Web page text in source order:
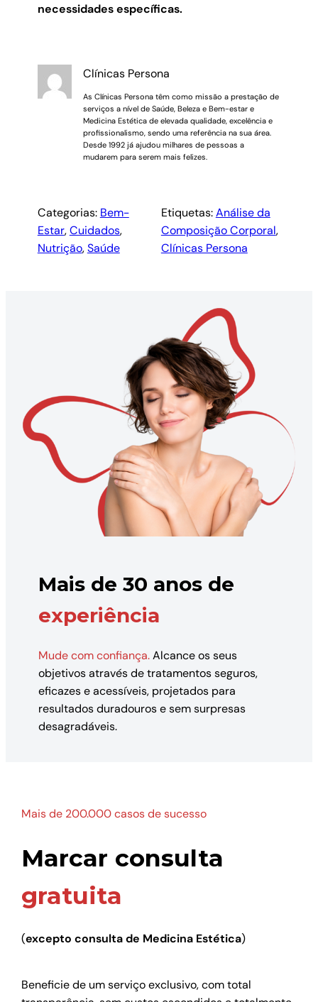
necessidades específicas.
Clínicas Persona
As Clínicas Persona têm como missão a prestação de
serviços a nível de Saúde, Beleza e Bem-estar e
Medicina Estética de elevada qualidade, excelência e
profissionalismo, sendo uma referência na sua área.
Desde 1992 já ajudou milhares de pessoas a
mudarem para serem mais felizes.
Categorias: Bem-
Estar, Cuidados,
Nutrição, Saúde
Etiquetas:Análise da
Composição Corporal,
Clínicas Persona
Mais de 30 anos de
experiência
Mude com confiança.Alcance os seus
objetivos através de tratamentos seguros,
eficazes e acessíveis, projetados para
resultados duradouros e sem surpresas
desagradáveis.
Mais de 200.000 casos de sucesso
Marcar consulta
gratuita
(excepto consulta de Medicina Estética)
Beneficie de um serviço exclusivo, com total